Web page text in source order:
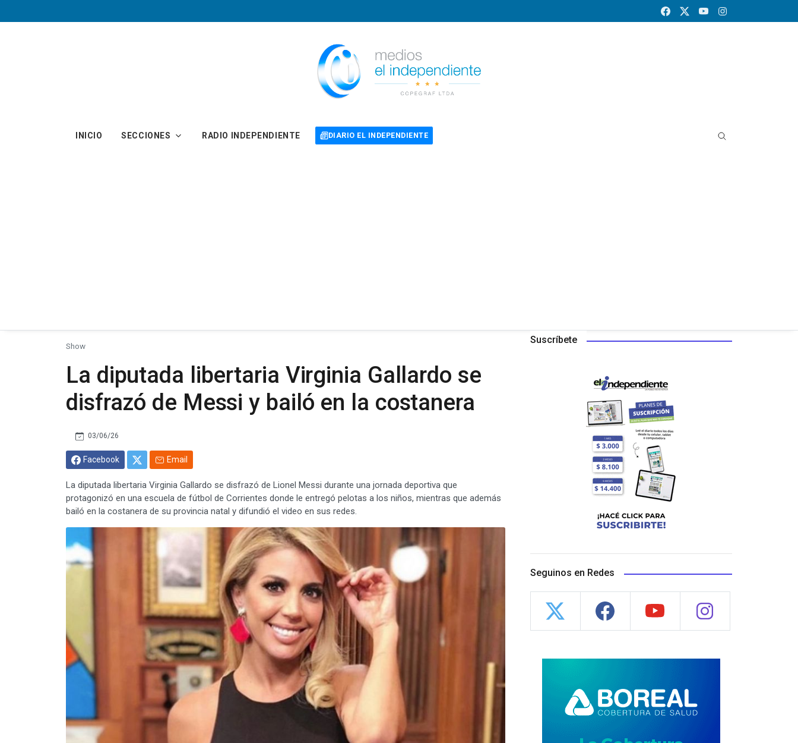
INICIO SECCIONES RADIO INDEPENDIENTE DIARIO EL INDEPENDIENTE
Show
La diputada libertaria Virginia Gallardo se
disfrazó de Messi y bailó en la costanera
03/06/26
Facebook Email
La diputada libertaria Virginia Gallardo se disfrazó de Lionel Messi durante una jornada deportiva que
protagonizó en una escuela de fútbol de Corrientes donde le entregó pelotas a los niños, mientras que además
bailó en la costanera de su provincia natal y difundió el video en sus redes.
Suscríbete
Seguinos en Redes